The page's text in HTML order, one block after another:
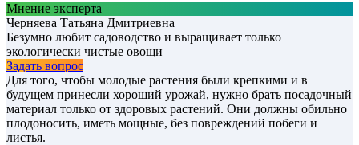
Мнение эксперта
Черняева Татьяна Дмитриевна
Безумно любит садоводство и выращивает только
экологически чистые овощи
Задать вопрос
Для того, чтобы молодые растения были крепкими и в
будущем принесли хороший урожай, нужно брать посадочный
материал только от здоровых растений. Они должны обильно
плодоносить, иметь мощные, без повреждений побеги и
листья.